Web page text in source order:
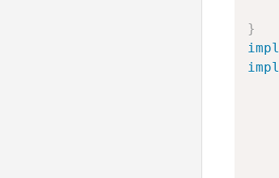
}
impl
impl